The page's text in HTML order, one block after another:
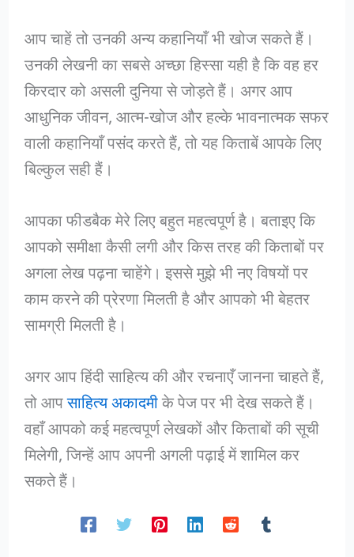
आप चाहें तो उनकी अन्य कहानियाँ भी खोज सकते हैं।
उनकी लेखनी का सबसे अच्छा हिस्सा यही है कि वह हर
किरदार को असली दुनिया से जोड़ते हैं। अगर आप
आधुनिक जीवन, आत्म-खोज और हल्के भावनात्मक सफर
वाली कहानियाँ पसंद करते हैं, तो यह किताबें आपके लिए
बिल्कुल सही हैं।
आपका फीडबैक मेरे लिए बहुत महत्वपूर्ण है। बताइए कि
आपको समीक्षा कैसी लगी और किस तरह की किताबों पर
अगला लेख पढ़ना चाहेंगे। इससे मुझे भी नए विषयों पर
काम करने की प्रेरणा मिलती है और आपको भी बेहतर
सामग्री मिलती है।
अगर आप हिंदी साहित्य की और रचनाएँ जानना चाहते हैं,
तो आपसाहित्य अकादमीके पेज पर भी देख सकते हैं।
वहाँ आपको कई महत्वपूर्ण लेखकों और किताबों की सूची
मिलेगी, जिन्हें आप अपनी अगली पढ़ाई में शामिल कर
सकते हैं।